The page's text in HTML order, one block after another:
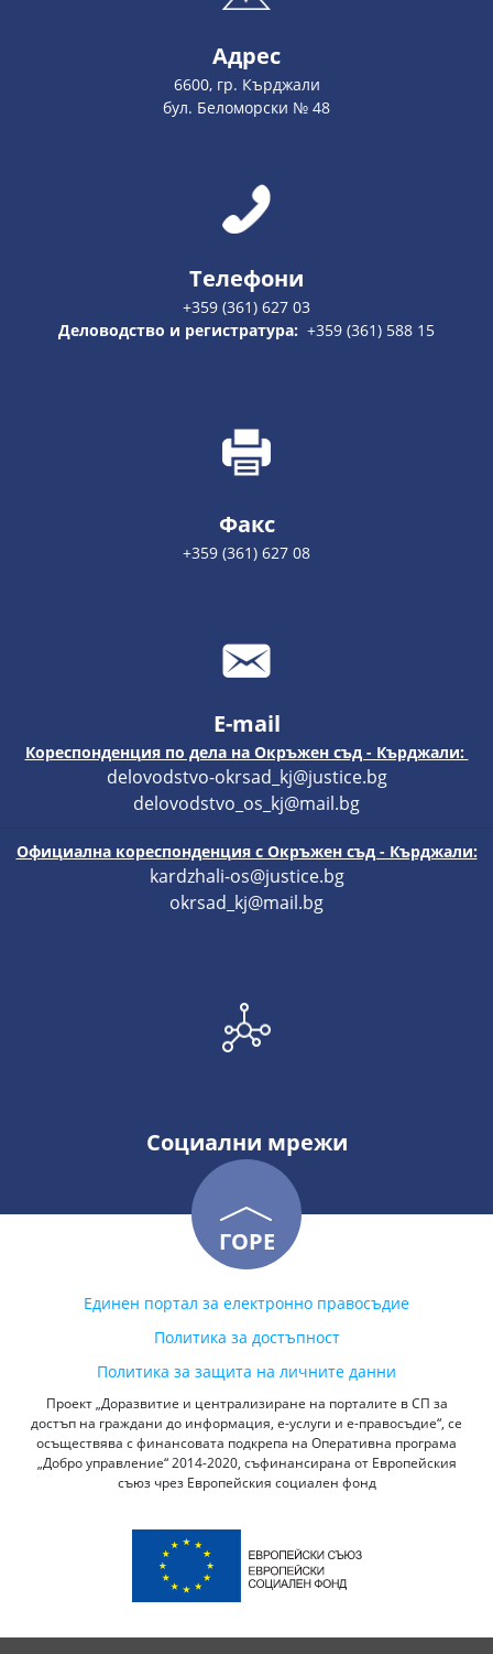
Адрес
6600, гр. Кърджали
бул. Беломорски № 48
Телефони
+359 (361) 627 03
Деловодство и регистратура: +359 (361) 588 15
Факс
+359 (361) 627 08
E-mail
Кореспонденция по дела на Окръжен съд - Кърджали:
delovodstvo-okrsad_kj@justice.bg
delovodstvo_os_kj@mail.bg
Официална кореспонденция с Окръжен съд - Кърджали:
kardzhali-os@justice.bg
okrsad_kj@mail.bg
Социални мрежи
ГОРЕ
Единен портал за електронно правосъдие
Политика за достъпност
Политика за защита на личните данни
Проект „Доразвитие и централизиране на порталите в СП за
достъп на граждани до информация, е-услуги и е-правосъдие“, се
осъществява с финансовата подкрепа на Оперативна програма
„Добро управление“ 2014-2020, съфинансирана от Европейския
съюз чрез Европейския социален фонд